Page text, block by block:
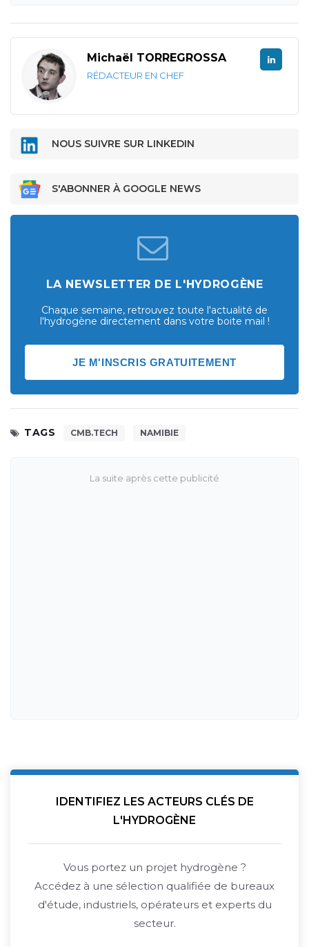
Michaël TORREGROSSA
RÉDACTEUR EN CHEF
NOUS SUIVRE SUR LINKEDIN
S'ABONNER À GOOGLE NEWS
LA NEWSLETTER DE L'HYDROGÈNE
Chaque semaine, retrouvez toute l'actualité de
l'hydrogène directement dans votre boite mail !
JE M'INSCRIS GRATUITEMENT
TAGS CMB.TECH NAMIBIE
IDENTIFIEZ LES ACTEURS CLÉS DE
L'HYDROGÈNE
Vous portez un projet hydrogène ?
Accédez à une sélection qualifiée de bureaux
d'étude, industriels, opérateurs et experts du
secteur.